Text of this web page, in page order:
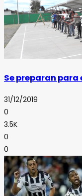
Se preparan para
31/12/2019
0
3.5K
0
0